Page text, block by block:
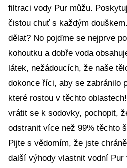
filtraci vody Pur můžu.
čistou chuť s každým
dělat? No pojďme se nejprve
kohoutku a dobře voda
látek, nežádoucích, že naše
dokonce říci, aby se zabránilo
které rostou v těchto
vrátit se k sodovky, pochopit,
odstranit více než 99% těchto
Pijte s vědomím, že jste
další výhody vlastnit vodní